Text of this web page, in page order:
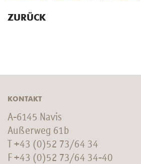
ZURÜCK
KONTAKT
A-6145 Navis
Außerweg 61b
+43 (0)52 73/64 34
F +43 (0)52 73/64 34-40